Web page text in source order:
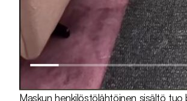
Maskun henkilöstölähtöinen sisältö